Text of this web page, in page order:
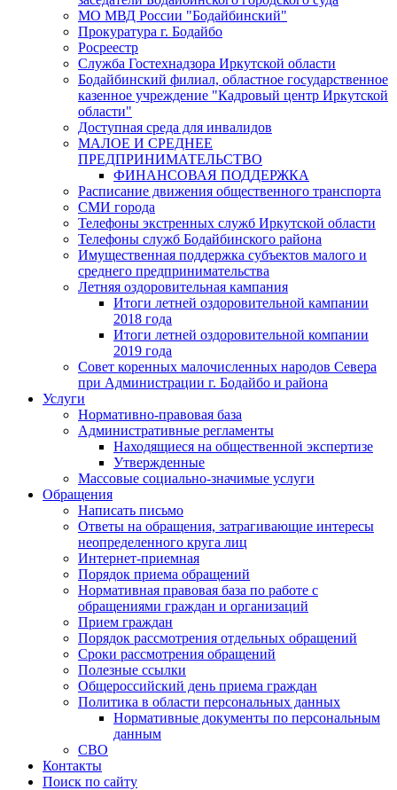
МО МВД России "Бодайбинский"
Прокуратура г. Бодайбо
Росреестр
Служба Гостехнадзора Иркутской области
Бодайбинский филиал, областное государственное
казенное учреждение "Кадровый центр Иркутской
области"
Доступная среда для инвалидов
МАЛОЕ И СРЕДНЕЕ
ПРЕДПРИНИМАТЕЛЬСТВО
ФИНАНСОВАЯ ПОДДЕРЖКА
Расписание движения общественного транспорта
СМИ города
Телефоны экстренных служб Иркутской области
Телефоны служб Бодайбинского района
Имущественная поддержка субъектов малого и
среднего предпринимательства
Летняя оздоровительная кампания
Итоги летней оздоровительной кампании
2018 года
Итоги летней оздоровительной компании
2019 года
Совет коренных малочисленных народов Севера
при Администрации г. Бодайбо и района
Услуги
Нормативно-правовая база
Административные регламенты
Находящиеся на общественной экспертизе
Утвержденные
Массовые социально-значимые услуги
Обращения
Написать письмо
Ответы на обращения, затрагивающие интересы
неопределенного круга лиц
Интернет-приемная
Порядок приема обращений
Нормативная правовая база по работе с
обращениями граждан и организаций
Прием граждан
Порядок рассмотрения отдельных обращений
Сроки рассмотрения обращений
Полезные ссылки
Общероссийский день приема граждан
Политика в области персональных данных
Нормативные документы по персональным
данным
СВО
Контакты
Поиск по сайту